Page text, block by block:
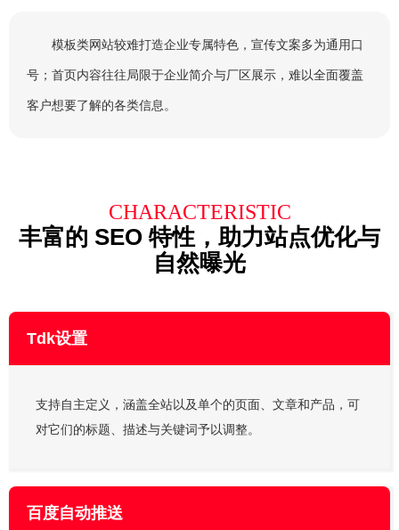
模板类网站较难打造企业专属特色，宣传文案多为通用口
号；首页内容往往局限于企业简介与厂区展示，难以全面覆盖
客户想要了解的各类信息。
CHARACTERISTIC
丰富的 SEO 特性，助力站点优化与
自然曝光
Tdk设置
支持自主定义，涵盖全站以及单个的页面、文章和产品，可
对它们的标题、描述与关键词予以调整。
百度自动推送